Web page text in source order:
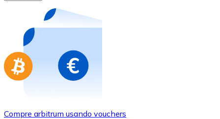
Compre cartões-presente das suas marcas favoritas
Ir para a loja de cartões-presente
Compre arbitrum usando vouchers